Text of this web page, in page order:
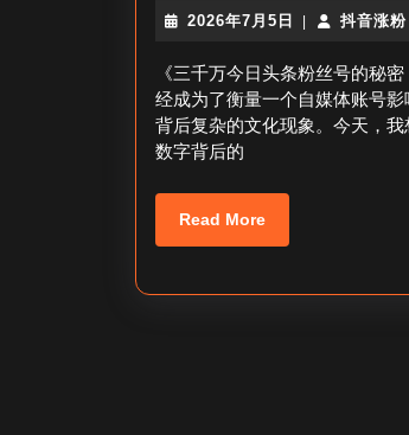
2026年7月5日
2026
7
月
5
日
抖音涨粉
《三千万今日头条粉丝号的秘
经成为了衡量一个自媒体账号
背后复杂的文化现象。今天，
数字背后的
Read MoreRead
More